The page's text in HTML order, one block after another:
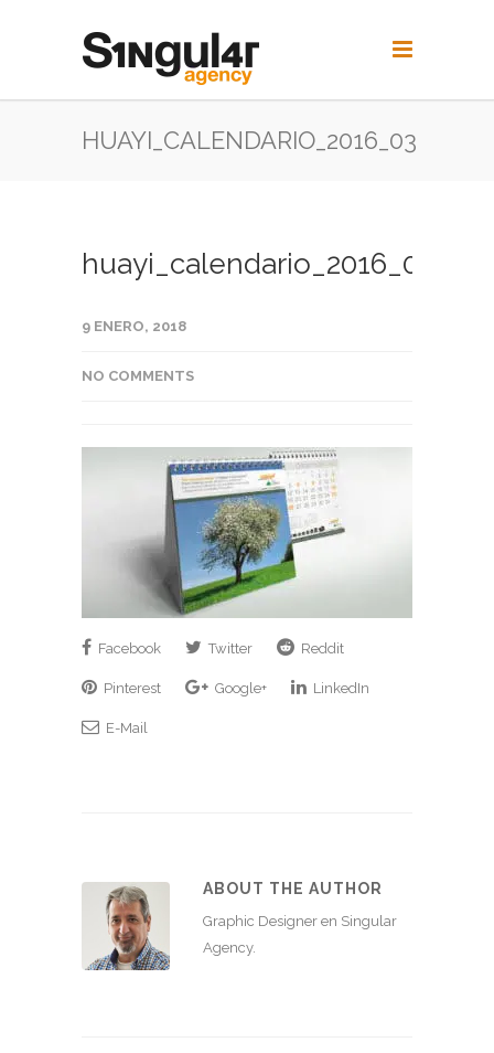
HUAYI_CALENDARIO_2016_03
huayi_calendario_2016_03
9 ENERO, 2018
NO COMMENTS
Facebook Twitter Reddit
Pinterest Google+ LinkedIn
E-Mail
ABOUT THE AUTHOR
Graphic Designer en Singular
Agency.